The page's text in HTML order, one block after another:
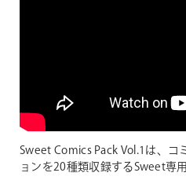
Sweet Comics Pack Vol.1は、コ
ョンを20種類収録するSweet専